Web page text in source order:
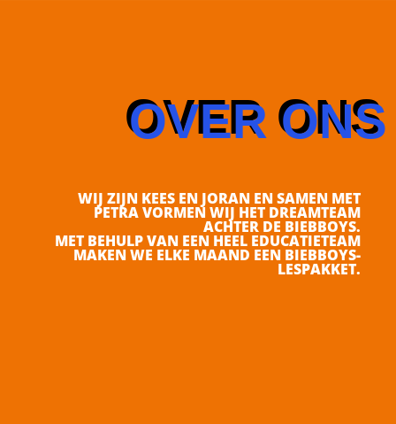
OVER ONS
WIJ ZIJN KEES EN JORAN EN SAMEN MET
PETRA VORMEN WIJ HET DREAMTEAM
ACHTER DE BIEBBOYS.
MET BEHULP VAN EEN HEEL EDUCATIETEAM
MAKEN WE ELKE MAAND EEN BIEBBOYS-
LESPAKKET.